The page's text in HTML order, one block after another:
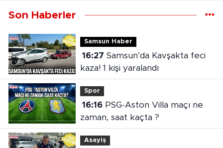
Son Haberler
Samsun Haber
16:27
kaza! 1 kişi yaralandı
Spor
16:16PSG-Aston Villa maçı ne
zaman, saat kaçta ?
Asayiş